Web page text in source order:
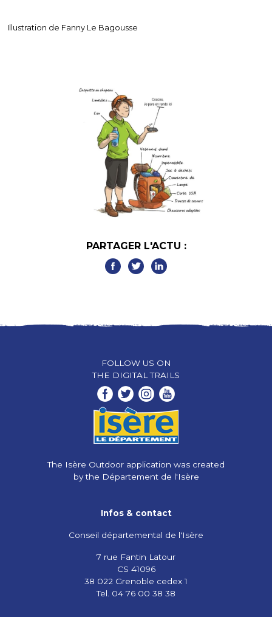
Illustration de Fanny Le Bagousse
PARTAGER L'ACTU :
FOLLOW US ON
THE DIGITAL TRAILS
The Isère Outdoor application was created
by the Département de l'Isère
Infos & contact
Conseil départemental de l'Isère
7 rue Fantin Latour
CS 41096
38 022 Grenoble cedex 1
Tel. 04 76 00 38 38